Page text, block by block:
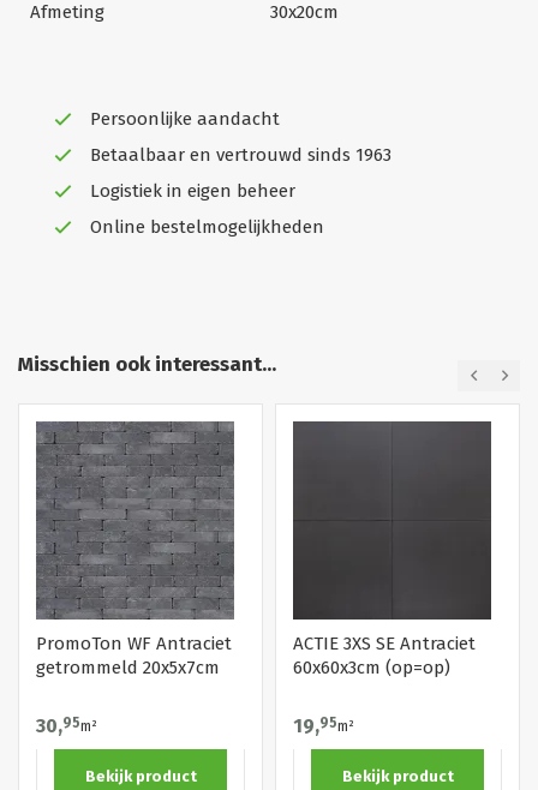
Afmeting
30x20cm
Persoonlijke aandacht
Betaalbaar en vertrouwd sinds 1963
Logistiek in eigen beheer
Online bestelmogelijkheden
Misschien ook interessant...
PromoTon WF Antraciet
getrommeld 20x5x7cm
30,95m²
Bekijk product
ACTIE 3XS SE Antraciet
60x60x3cm (op=op)
19,95m²
Bekijk product